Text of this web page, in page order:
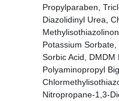
Propylparaben,
Diazolidinyl Urea,
Potassium Sorbate,
Sorbic Acid, DMDM
Polyaminopropyl
Nitropropane-1,3-